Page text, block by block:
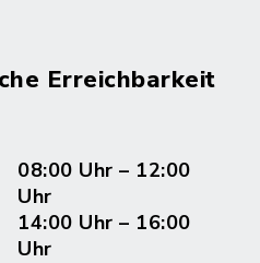
Erreichbarkeit
08:00 Uhr – 12:00
Uhr
14:00 Uhr – 16:00
Uhr